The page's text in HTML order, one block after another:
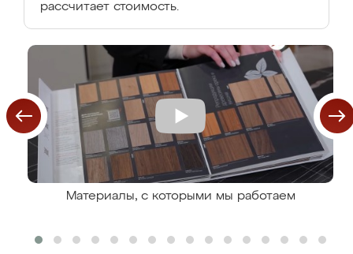
рассчитает стоимость.
Материалы, с которыми мы работаем